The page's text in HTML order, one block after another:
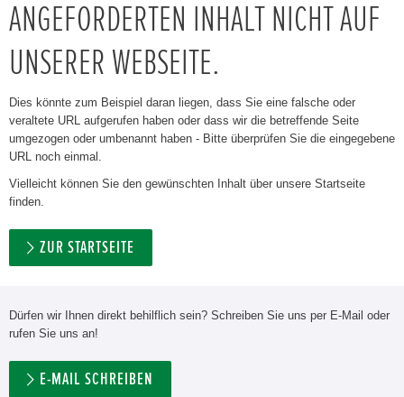
Unser Autohaus
ANGEFORDERTEN INHALT NICHT AUF
UNSERER WEBSEITE.
Dies könnte zum Beispiel daran liegen, dass Sie eine falsche oder
veraltete URL aufgerufen haben oder dass wir die betreffende Seite
umgezogen oder umbenannt haben - Bitte überprüfen Sie die eingegebene
URL noch einmal.
Vielleicht können Sie den gewünschten Inhalt über unsere Startseite
finden.
ZUR STARTSEITE
Dürfen wir Ihnen direkt behilflich sein? Schreiben Sie uns per E-Mail oder
rufen Sie uns an!
E-MAIL SCHREIBEN